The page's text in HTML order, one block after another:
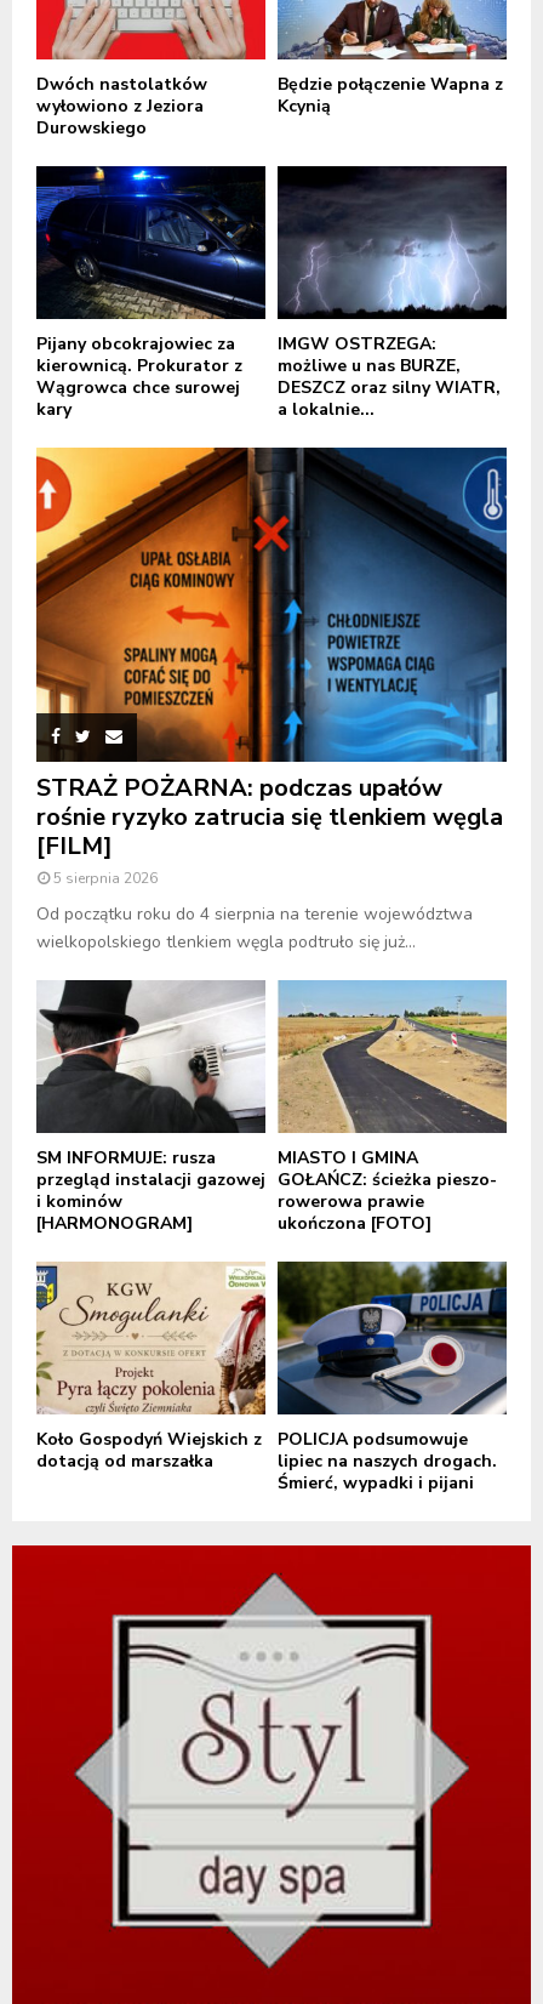
Dwóch nastolatków
wyłowiono z Jeziora
Durowskiego
Będzie połączenie Wapna z
Kcynią
Pijany obcokrajowiec za
kierownicą. Prokurator z
Wągrowca chce surowej
kary
IMGW OSTRZEGA:
możliwe u nas BURZE,
DESZCZ oraz silny WIATR,
a lokalnie...
STRAŻ POŻARNA: podczas upałów
rośnie ryzyko zatrucia się tlenkiem węgla
[FILM]
5 sierpnia 2026
Od początku roku do 4 sierpnia na terenie województwa
wielkopolskiego tlenkiem węgla podtruło się już...
SM INFORMUJE: rusza
przegląd instalacji gazowej
i kominów
[HARMONOGRAM]
MIASTO I GMINA
GOŁAŃCZ: ścieżka pieszo-
rowerowa prawie
ukończona [FOTO]
Koło Gospodyń Wiejskich z
dotacją od marszałka
POLICJA podsumowuje
lipiec na naszych drogach.
Śmierć, wypadki i pijani